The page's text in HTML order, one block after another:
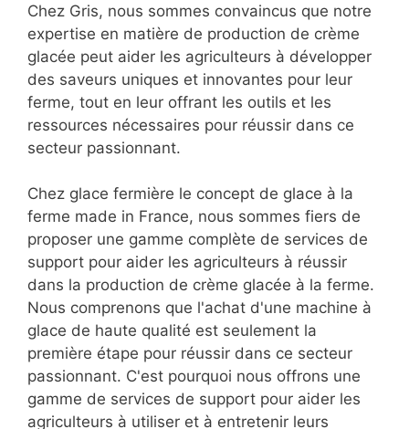
Chez Gris, nous sommes convaincus que notre
expertise en matière de production de crème
glacée peut aider les agriculteurs à développer
des saveurs uniques et innovantes pour leur
ferme, tout en leur offrant les outils et les
ressources nécessaires pour réussir dans ce
secteur passionnant.
Chez glace fermière le concept de glace à la
ferme made in France, nous sommes fiers de
proposer une gamme complète de services de
support pour aider les agriculteurs à réussir
dans la production de crème glacée à la ferme.
Nous comprenons que l'achat d'une machine à
glace de haute qualité est seulement la
première étape pour réussir dans ce secteur
passionnant. C'est pourquoi nous offrons une
gamme de services de support pour aider les
agriculteurs à utiliser et à entretenir leurs